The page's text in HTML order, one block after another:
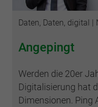
Kategorien
Daten, Daten, digital
Angepingt
Werden die 20er
Digitalisierung hat
Dimensionen. Ping